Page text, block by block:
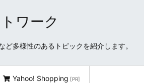
ワーク
多様性のあるトピックを紹介します。
Yahoo! Shopping [PR]